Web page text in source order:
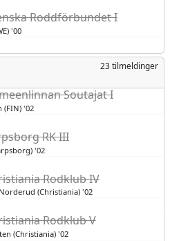
Roddförbundet I
'00
23 tilmeldinger
Soutajat I
(FIN) '02
RK III
'02
Rodklub IV
(Christiania) '02
Rodklub V
(Christiania) '02